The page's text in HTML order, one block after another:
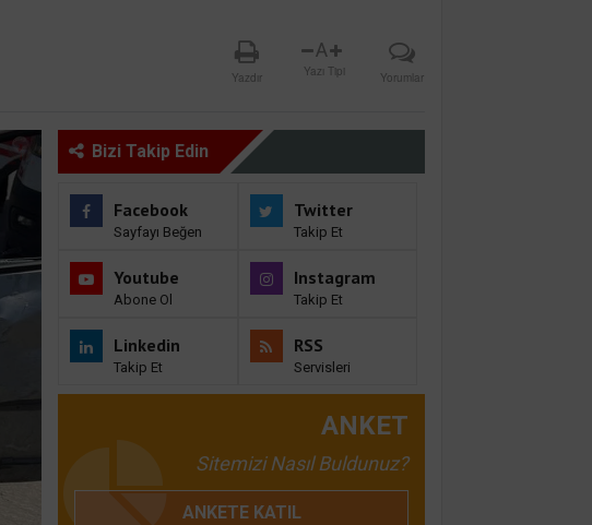
Yazdır
A
Yazı Tipi Yorumlar
Bizi Takip Edin
Facebook
Sayfayı Beğen
Twitter
Takip Et
Youtube
Abone Ol
Instagram
Takip Et
Linkedin
Takip Et
RSS
Servisleri
ANKET
Sitemizi Nasıl Buldunuz?
ANKETE KATIL